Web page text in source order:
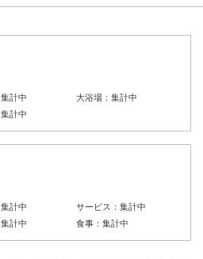
集計中 大浴場：集計中
集計中
集計中 サービス：集計中
集計中 食事：集計中